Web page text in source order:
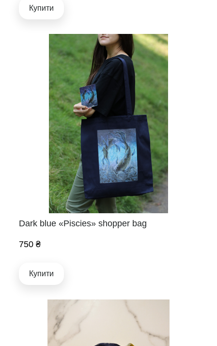
Купити
Dark blue «Piscies» shopper bag
750 ₴
Купити